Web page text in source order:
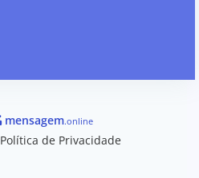
mensagem.online
Política de Privacidade